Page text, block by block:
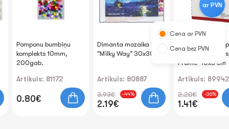
Pomponu bumbiņu
komplekts 10mm,
200gab.
Artikuls: 81172
0.80€
Dimanta mozaīka 5D
"Milky Way" 30x30cm
Artikuls: 80887
3.93€ -44%
2.19€
Ornamentu
DARI PATS
Frame" 10x3 cm
Artikuls: 89942
2.20€ -36%
1.41€
ar PVN
Cena ar PVN
Cena bez PVN